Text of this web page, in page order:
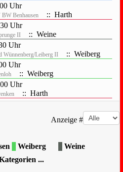
Uhr
Benhausen
:: Harth
Uhr
II
:: Weine
Uhr
Wünnenberg/Leiberg II
:: Weiberg
Uhr
:: Weiberg
Uhr
:: Harth
Anzeige #
Weiberg
Weine
...